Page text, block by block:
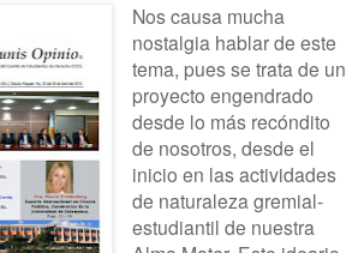
Nos causa mucha
nostalgia hablar de este
tema, pues se trata de un
proyecto engendrado
desde lo más recóndito
de nosotros, desde el
inicio en las actividades
de naturaleza gremial-
estudiantil de nuestra